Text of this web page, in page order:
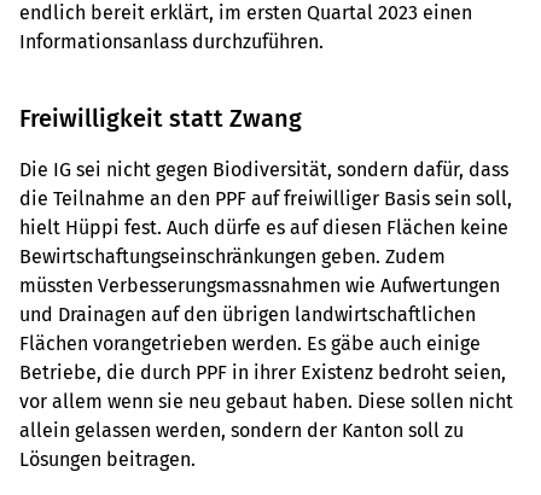
endlich bereit erklärt, im ersten Quartal 2023 einen
Informationsanlass durchzuführen.
Freiwilligkeit statt Zwang
Die IG sei nicht gegen Biodiversität, sondern dafür, dass
die Teilnahme an den PPF auf freiwilliger Basis sein soll,
hielt Hüppi fest. Auch dürfe es auf diesen Flächen keine
Bewirtschaftungseinschränkungen geben. Zudem
müssten Verbesserungsmassnahmen wie Aufwertungen
und Drainagen auf den übrigen landwirtschaftlichen
Flächen vorangetrieben werden. Es gäbe auch einige
Betriebe, die durch PPF in ihrer Existenz bedroht seien,
vor allem wenn sie neu gebaut haben. Diese sollen nicht
allein gelassen werden, sondern der Kanton soll zu
Lösungen beitragen.